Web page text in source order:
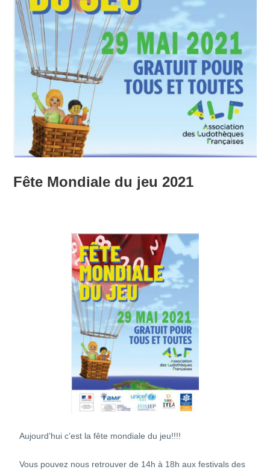
Fête Mondiale du jeu 2021
Aujourd’hui c’est la fête mondiale du jeu!!!!
Vous pouvez nous retrouver de 14h à 18h aux festivals des